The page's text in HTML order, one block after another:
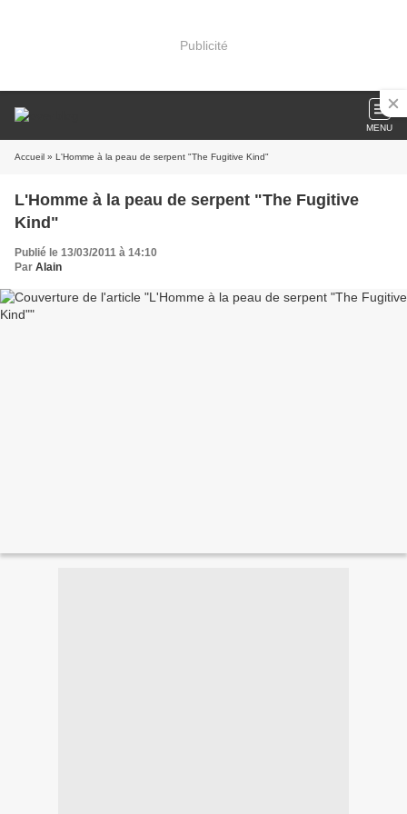
Publicité
MENU
Accueil » L'Homme à la peau de serpent "The Fugitive Kind"
L'Homme à la peau de serpent "The Fugitive
Kind"
Publié le 13/03/2011 à 14:10
Par Alain